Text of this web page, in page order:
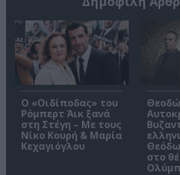
O «Οιδίποδας» του
Ρόμπερτ Άικ ξανά
στη Στέγη – Με τους
Νίκο Κουρή & Μαρία
Κεχαγιόγλου
στο